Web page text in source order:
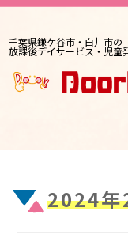
千葉県鎌ケ谷市・白井市の
放課後デイサービス・児童
2024年